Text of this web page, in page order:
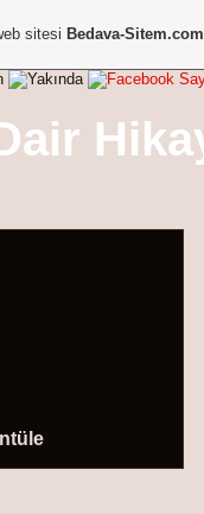
sitesi Bedava-Sitem.com